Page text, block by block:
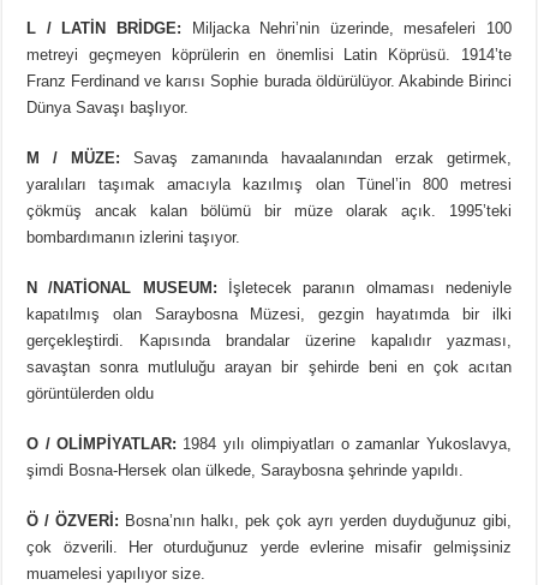
L / LATİN BRİDGE:
Miljacka Nehri’nin üzerinde, mesafeleri 100
metreyi geçmeyen köprülerin en önemlisi Latin Köprüsü. 1914’te
Franz Ferdinand ve karısı Sophie burada öldürülüyor. Akabinde Birinci
Dünya Savaşı başlıyor.
M / MÜZE:Savaş zamanında havaalanından erzak getirmek,
yaralıları taşımak amacıyla kazılmış olan Tünel’in 800 metresi
çökmüş ancak kalan bölümü bir müze olarak açık. 1995’teki
bombardımanın izlerini taşıyor.
N /NATİONAL MUSEUM:
İşletecek paranın olmaması nedeniyle
kapatılmış olan Saraybosna Müzesi, gezgin hayatımda bir ilki
gerçekleştirdi. Kapısında brandalar üzerine kapalıdır yazması,
savaştan sonra mutluluğu arayan bir şehirde beni en çok acıtan
görüntülerden oldu
O / OLİMPİYATLAR: 1984 yılı olimpiyatları o zamanlar Yukoslavya,
şimdi Bosna-Hersek olan ülkede, Saraybosna şehrinde yapıldı.
Ö / ÖZVERİ: Bosna’nın halkı, pek çok ayrı yerden duyduğunuz gibi,
çok özverili. Her oturduğunuz yerde evlerine misafir gelmişsiniz
muamelesi yapılıyor size.